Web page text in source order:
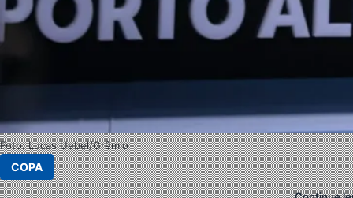
Foto: Lucas Uebel/Grêmio
COPA